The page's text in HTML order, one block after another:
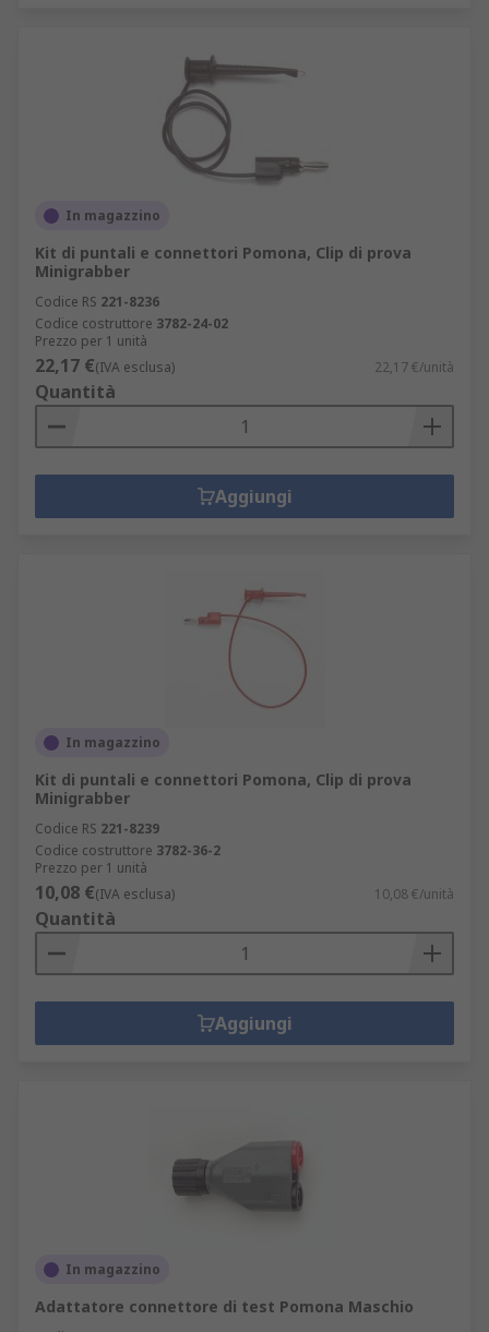
In magazzino
Kit di puntali e connettori Pomona, Clip di prova
Minigrabber
Codice RS 221-8236
Codice costruttore 3782-24-02
Prezzo per 1 unità
22,17 €(IVA esclusa) 22,17 €/unità
Quantità
Aggiungi
In magazzino
Kit di puntali e connettori Pomona, Clip di prova
Minigrabber
Codice RS 221-8239
Codice costruttore 3782-36-2
Prezzo per 1 unità
10,08 €(IVA esclusa) 10,08 €/unità
Quantità
Aggiungi
In magazzino
Adattatore connettore di test Pomona Maschio